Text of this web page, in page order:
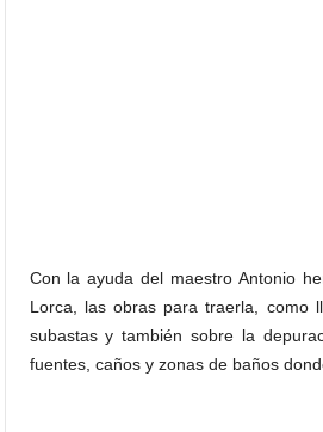
Con la ayuda del maestro Antonio
Lorca, las obras para traerla, como
subastas y también sobre la
fuentes, caños y zonas de baños